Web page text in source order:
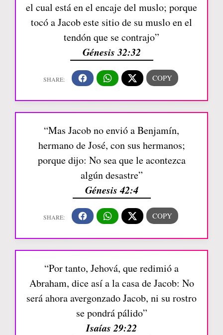
el cual está en el encaje del muslo; porque
tocó a Jacob este sitio de su muslo en el
tendón que se contrajo”
Génesis 32:32
“Mas Jacob no envió a Benjamín,
hermano de José, con sus hermanos;
porque dijo: No sea que le acontezca
algún desastre”
Génesis 42:4
“Por tanto, Jehová, que redimió a
Abraham, dice así a la casa de Jacob: No
será ahora avergonzado Jacob, ni su rostro
se pondrá pálido”
Isaías 29:22